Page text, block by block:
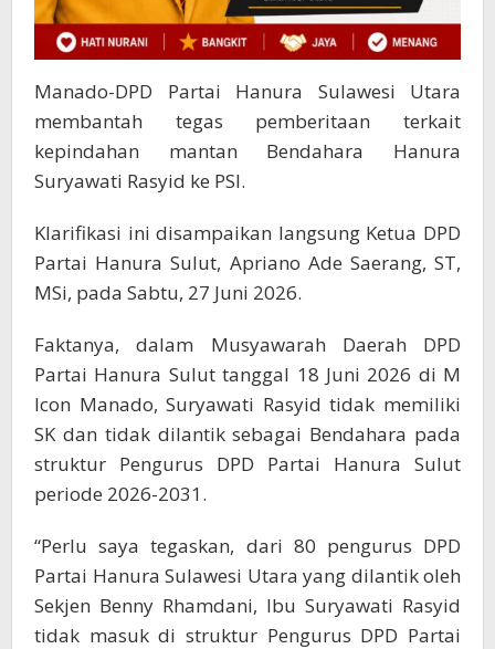
Manado-DPD Partai Hanura Sulawesi Utara
membantah tegas pemberitaan terkait
kepindahan mantan Bendahara Hanura
Suryawati Rasyid ke PSI.
Klarifikasi ini disampaikan langsung Ketua DPD
Partai Hanura Sulut, Apriano Ade Saerang, ST,
MSi, pada Sabtu, 27 Juni 2026.
Faktanya, dalam Musyawarah Daerah DPD
Partai Hanura Sulut tanggal 18 Juni 2026 di M
Icon Manado, Suryawati Rasyid tidak memiliki
SK dan tidak dilantik sebagai Bendahara pada
struktur Pengurus DPD Partai Hanura Sulut
periode 2026-2031.
“Perlu saya tegaskan, dari 80 pengurus DPD
Partai Hanura Sulawesi Utara yang dilantik oleh
Sekjen Benny Rhamdani, Ibu Suryawati Rasyid
tidak masuk di struktur Pengurus DPD Partai